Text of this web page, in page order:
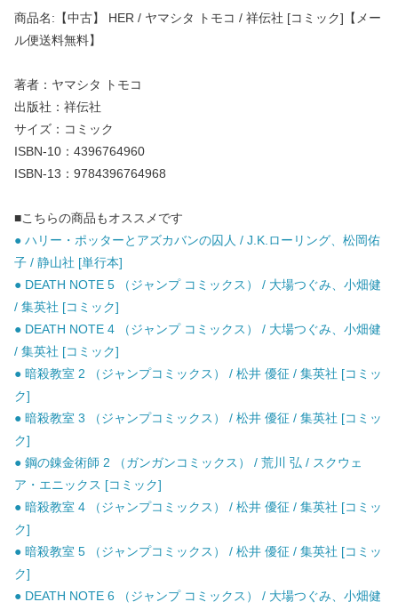
商品名:【中古】 HER / ヤマシタ トモコ / 祥伝社 [コミック]【メー
ル便送料無料】
著者：ヤマシタ トモコ
出版社：祥伝社
サイズ：コミック
ISBN-10：4396764960
ISBN-13：9784396764968
■こちらの商品もオススメです
● ハリー・ポッターとアズカバンの囚人 / J.K.ローリング、松岡佑
子 / 静山社 [単行本]
● DEATH NOTE 5 （ジャンプ コミックス） / 大場つぐみ、小畑健
/ 集英社 [コミック]
● DEATH NOTE 4 （ジャンプ コミックス） / 大場つぐみ、小畑健
/ 集英社 [コミック]
● 暗殺教室 2 （ジャンプコミックス） / 松井 優征 / 集英社 [コミッ
ク]
● 暗殺教室 3 （ジャンプコミックス） / 松井 優征 / 集英社 [コミッ
ク]
● 鋼の錬金術師 2 （ガンガンコミックス） / 荒川 弘 / スクウェ
ア・エニックス [コミック]
● 暗殺教室 4 （ジャンプコミックス） / 松井 優征 / 集英社 [コミッ
ク]
● 暗殺教室 5 （ジャンプコミックス） / 松井 優征 / 集英社 [コミッ
ク]
● DEATH NOTE 6 （ジャンプ コミックス） / 大場つぐみ、小畑健